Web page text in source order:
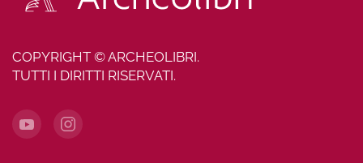
COPYRIGHT © ARCHEOLIBRI.
TUTTI I DIRITTI RISERVATI.